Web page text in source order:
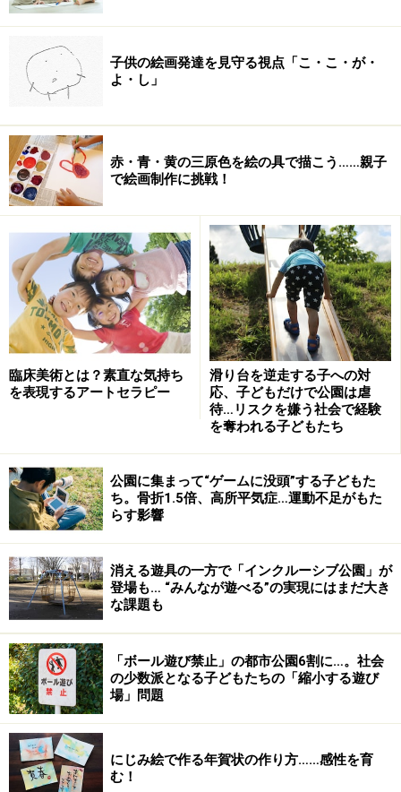
※保護者のかたへ
最近PRIDE、K-1など、「総合格闘技」といわれるものが
「格闘技」というと、「殴り合いはちょっと…」など
と、
眉をひそめるかたも少なくないかもしれませんが、その
一方で、礼儀を重んじ、たんなる暴力との違いを徹底的
に教えてくれるという理由で、柔道、合気道、空手と
いった習い事の人気も高まっているようです。
柔道などを習っていると、交通事故などとっさの出来事
に際しても、自然と受身をとれるため、怪我が軽くてす
む
こともあるそうですし、精神的、肉体的に鍛錬されるこ
「人間力」の向上に役立つ場合も多いようです。
格闘技を頭から否定するのではなく、子どもといっしょ
に
楽しみながら、暴力と格闘技の違いについて、親子で話
し
合ってみるのもいいのではないでしょうか。
※記事内容は執筆時点のものです。最新の内容をご確認くださ
い。
【編集部おすすめの購入サイト】
Amazonで人気のおもちゃをチェック！
子供の絵画発達を見守る視点「こ・こ・が・
よ・し」
赤・青・黄の三原色を絵の具で描こう……親子
で絵画制作に挑戦！
臨床美術とは？素直な気持ち
を表現するアートセラピー
滑り台を逆走する子への対
応、子どもだけで公園は虐
待…リスクを嫌う社会で経験
を奪われる子どもたち
公園に集まって“ゲームに没頭”する子どもた
ち。骨折1.5倍、高所平気症…運動不足がもた
らす影響
消える遊具の一方で「インクルーシブ公園」が
登場も… “みんなが遊べる”の実現にはまだ大き
な課題も
「ボール遊び禁止」の都市公園6割に…。社会
の少数派となる子どもたちの「縮小する遊び
場」問題
にじみ絵で作る年賀状の作り方……感性を育
む！